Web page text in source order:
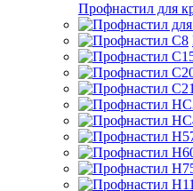
Профнастил для